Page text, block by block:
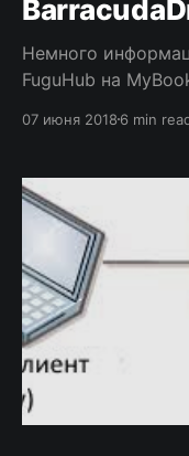
Немного
FuguHub на
07 июня 2018 6 min